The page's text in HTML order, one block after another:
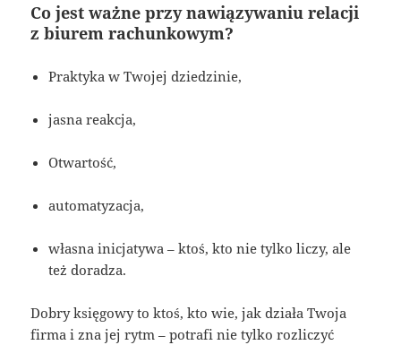
Co jest ważne przy nawiązywaniu relacji
z biurem rachunkowym?
Praktyka w Twojej dziedzinie,
jasna reakcja,
Otwartość,
automatyzacja,
własna inicjatywa – ktoś, kto nie tylko liczy, ale
też doradza.
Dobry księgowy to ktoś, kto wie, jak działa Twoja
firma i zna jej rytm – potrafi nie tylko rozliczyć